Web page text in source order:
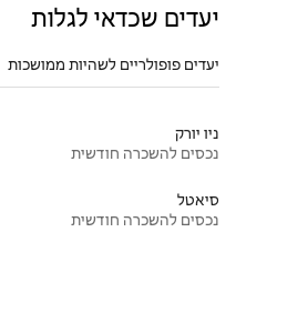
יעדים שכדאי לגלות
יעדים פופולריים לשהיות ממושכות
ניו יורק
נכסים להשכרה חודשית
סיאטל
נכסים להשכרה חודשית